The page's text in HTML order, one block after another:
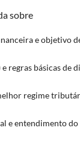
sobre
e objetivo
regras básicas de
regime
e entendimento do